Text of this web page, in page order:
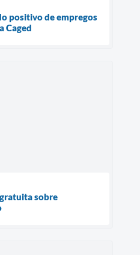
positivo de empregos
Caged
sobre